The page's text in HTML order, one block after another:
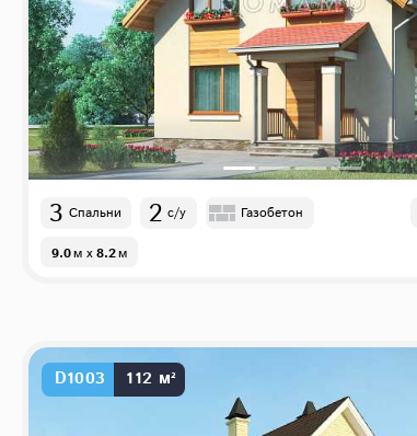
3 Спальни 2 с/у Газобетон
9.0м x 8.2м
D1003 112 м²